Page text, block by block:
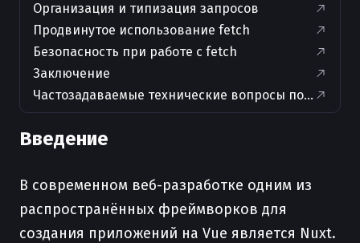
Организация и типизация запросов
Продвинутое использование fetch
Безопасность при работе с fetch
Заключение
Частозадаваемые технические вопросы по теме
Введение
В современном веб-разработке одним из
распространённых фреймворков для
создания приложений на Vue является Nuxt.